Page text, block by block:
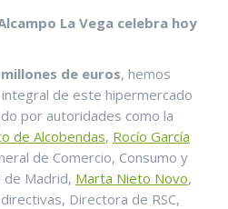
La Vega celebra hoy
de euros, hemos
de este hipermercado
por autoridades como la
de Alcobendas, Rocío García
de Comercio, Consumo y
de Madrid, Marta Nieto Novo,
Directora de RSC,